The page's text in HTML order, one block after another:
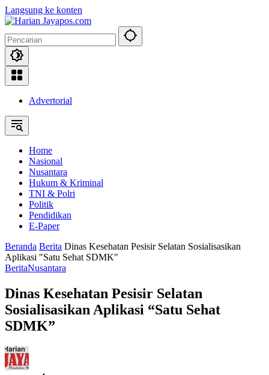
Langsung ke konten
Advertorial
Home
Nasional
Nusantara
Hukum & Kriminal
TNI & Polri
Politik
Pendidikan
E-Paper
Beranda Berita Dinas Kesehatan Pesisir Selatan Sosialisasikan
Aplikasi "Satu Sehat SDMK"
BeritaNusantara
Dinas Kesehatan Pesisir Selatan
Sosialisasikan Aplikasi “Satu Sehat
SDMK”